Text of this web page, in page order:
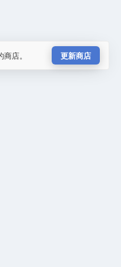
店。 更新商店